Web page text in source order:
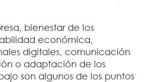
bienestar de los
económica,
digitales, comunicación
o adaptación de los
son algunos de los puntos